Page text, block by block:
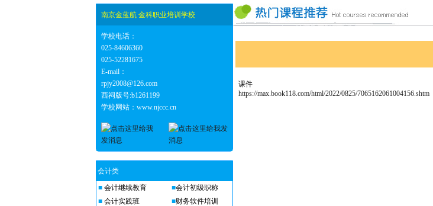
南京金蓝航 金科职业培训学校
学校电话：
025-84606360
025-52281675
E-mail：
rpjy2008@126.com
西祠版号:b1261199
学校网站：www.njccc.cn
会计类
■ 会计继续教育 ■会计初级职称
■ 会计实践班 ■财务软件培训
课件
https://max.book118.com/html/2022/0825/7065162061004156.shtm